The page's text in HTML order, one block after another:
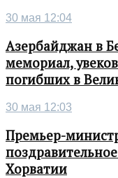
30 мая 12:04
Азербайджан в
мемориал,
погибших в
30 мая 12:03
Премьер-
Хорватии